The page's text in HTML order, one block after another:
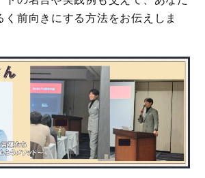
く前向きにする方法をお伝えしま